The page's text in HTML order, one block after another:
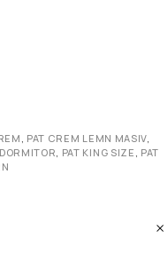
, PAT CREM LEMN MASIV,
, PAT KING SIZE , PAT